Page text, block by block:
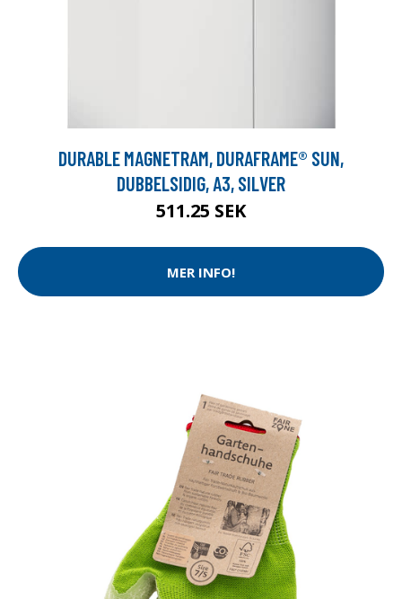
DURABLE MAGNETRAM, DURAFRAME® SUN,
DUBBELSIDIG, A3, SILVER
511.25 SEK
MER INFO!